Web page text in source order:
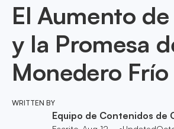
El Aumento
y la Promesa
Monedero Frío
WRITTEN BY
Equipo de Contenidos de